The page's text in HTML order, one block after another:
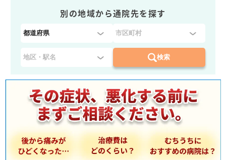
別の地域から通院先を探す
都
県
を
選
択
：
検索